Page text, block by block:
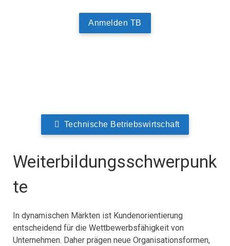
Anmelden TB
Technische Betriebswirtschaft
Weiterbildungsschwerpunk
te
In dynamischen Märkten ist Kundenorientierung
entscheidend für die Wettbewerbsfähigkeit von
Unternehmen. Daher prägen neue Organisationsformen,